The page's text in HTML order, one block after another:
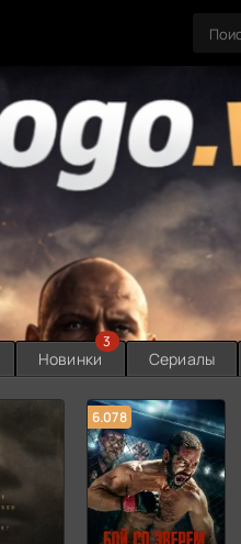
Новинки
3
Сериалы
6.078